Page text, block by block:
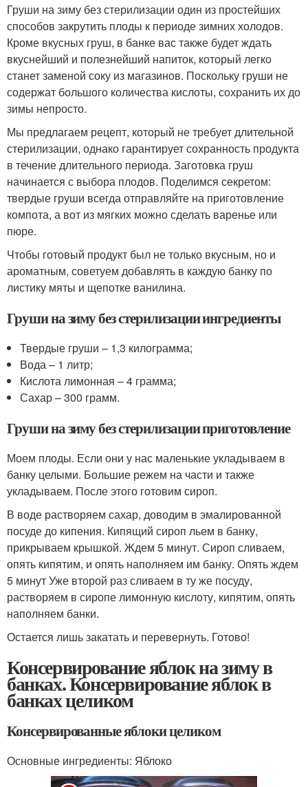
Груши на зиму без стерилизации один из простейших
способов закрутить плоды к периоде зимних холодов.
Кроме вкусных груш, в банке вас также будет ждать
вкуснейший и полезнейший напиток, который легко
станет заменой соку из магазинов. Поскольку груши не
содержат большого количества кислоты, сохранить их до
зимы непросто.
Мы предлагаем рецепт, который не требует длительной
стерилизации, однако гарантирует сохранность продукта
в течение длительного периода. Заготовка груш
начинается с выбора плодов. Поделимся секретом:
твердые груши всегда отправляйте на приготовление
компота, а вот из мягких можно сделать варенье или
пюре.
Чтобы готовый продукт был не только вкусным, но и
ароматным, советуем добавлять в каждую банку по
листику мяты и щепотке ванилина.
Груши на зиму без стерилизации ингредиенты
Твердые груши – 1,3 килограмма;
Вода – 1 литр;
Кислота лимонная – 4 грамма;
Сахар – 300 грамм.
Груши на зиму без стерилизации приготовление
Моем плоды. Если они у нас маленькие укладываем в
банку целыми. Большие режем на части и также
укладываем. После этого готовим сироп.
В воде растворяем сахар, доводим в эмалированной
посуде до кипения. Кипящий сироп льем в банку,
прикрываем крышкой. Ждем 5 минут. Сироп сливаем,
опять кипятим, и опять наполняем им банку. Опять ждем
5 минут Уже второй раз сливаем в ту же посуду,
растворяем в сиропе лимонную кислоту, кипятим, опять
наполняем банки.
Остается лишь закатать и перевернуть. Готово!
Консервирование яблок на зиму в
банках. Консервирование яблок в
банках целиком
Консервированные яблоки целиком
Основные ингредиенты: Яблоко